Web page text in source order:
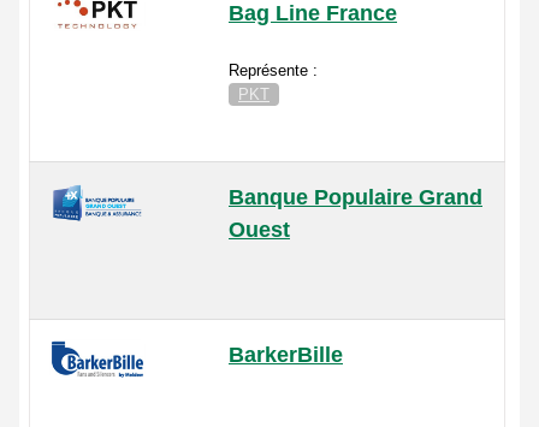
Bag Line France
Représente :
PKT
Banque Populaire Grand
Ouest
BarkerBille